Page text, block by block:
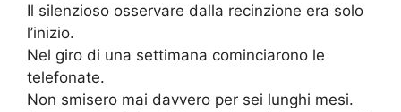
Il silenzioso osservare dalla recinzione era solo
l’inizio.
Nel giro di una settimana cominciarono le
telefonate.
Non smisero mai davvero per sei lunghi mesi.